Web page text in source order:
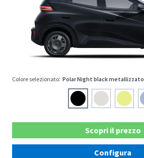
Colore selezionato: Polar Night black metallizzato
Scopri il prezzo
Configura